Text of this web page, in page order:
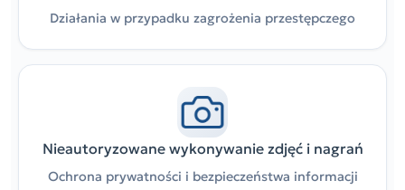
Działania w przypadku zagrożenia przestępczego
Nieautoryzowane wykonywanie zdjęć i nagrań
Ochrona prywatności i bezpieczeństwa informacji